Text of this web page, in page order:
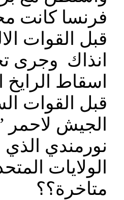
فرنسا كانت
قبل القوات
انذاك وجرى
اسقاط الرايخ
قبل القوات
الجيش لاحمر
نورمندي
الولايات
متاخرة؟؟